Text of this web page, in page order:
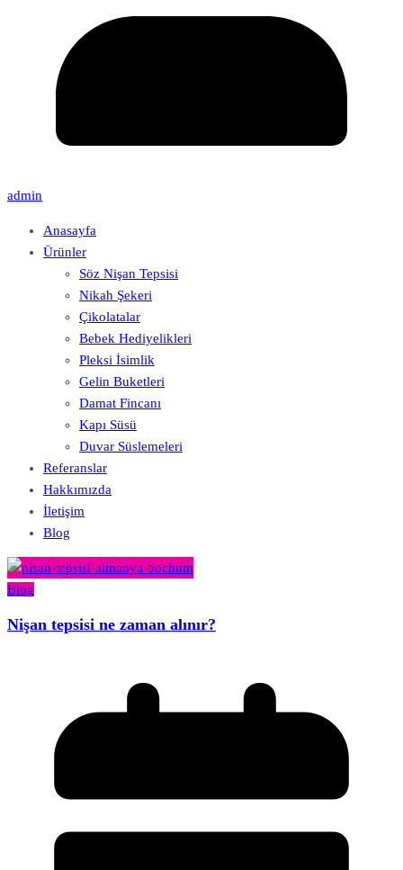
admin
Anasayfa
Ürünler
Söz Nişan Tepsisi
Nikah Şekeri
Çikolatalar
Bebek Hediyelikleri
Pleksi İsimlik
Gelin Buketleri
Damat Fincanı
Kapı Süsü
Duvar Süslemeleri
Referanslar
Hakkımızda
İletişim
Blog
Blog
Nişan tepsisi ne zaman alınır?